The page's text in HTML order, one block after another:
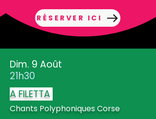
RÉSERVER ICI
Dim. 9 Août
21h30
A FILETTA
Chants Polyphoniques Corse